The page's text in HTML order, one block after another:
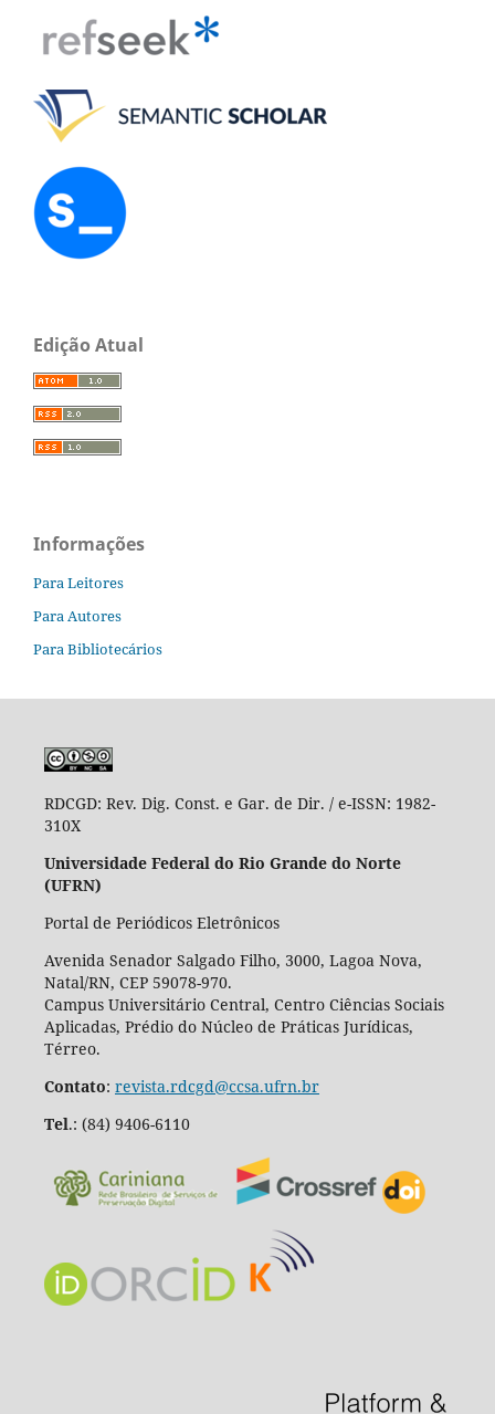
Edição Atual
Informações
Para Leitores
Para Autores
Para Bibliotecários
RDCGD: Rev. Dig. Const. e Gar. de Dir. / e-ISSN: 1982-
310X
Universidade Federal do Rio Grande do Norte
(UFRN)
Portal de Periódicos Eletrônicos
Avenida Senador Salgado Filho, 3000, Lagoa Nova,
Natal/RN, CEP 59078-970.
Campus Universitário Central, Centro Ciências Sociais
Aplicadas, Prédio do Núcleo de Práticas Jurídicas,
Térreo.
Contato: revista.rdcgd@ccsa.ufrn.br
Tel.: (84) 9406-6110